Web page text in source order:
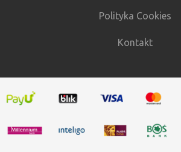
Polityka Cookies
Kontakt